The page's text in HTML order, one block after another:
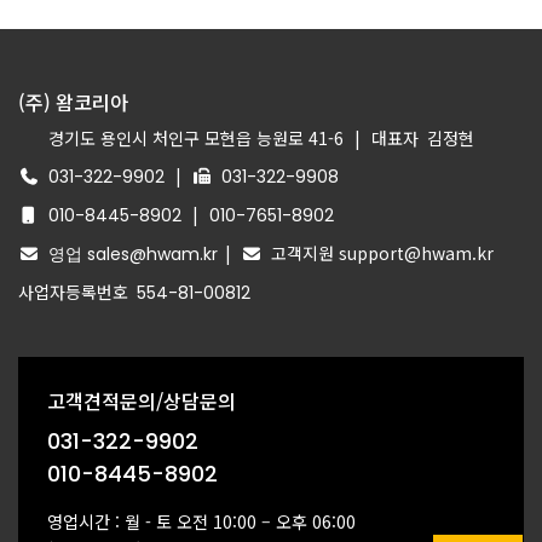
(주) 왐코리아
경기도 용인시 처인구 모현읍 능원로 41-6 | 대표자 김정현
031-322-9902 |
031-322-9908
010-8445-8902 | 010-7651-8902
영업 sales@hwam.kr |
고객지원 support@hwam.kr
사업자등록번호 554-81-00812
고객견적문의/상담문의
031-322-9902
010-8445-8902
영업시간 : 월 - 토 오전 10:00 – 오후 06:00